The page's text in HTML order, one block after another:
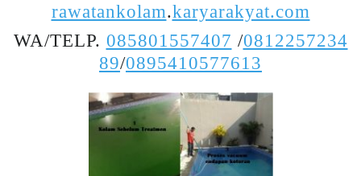
rawatankolam.karyarakyat.com
WA/TELP. 085801557407 /0812257234
89/0895410577613